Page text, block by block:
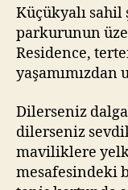
Küçükyalı
parkurunun
Residence,
yaşamımızdan
Dilerseniz
dilerseniz
maviliklere
mesafesindeki